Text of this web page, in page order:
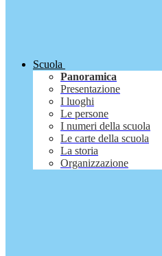
Scuola
Panoramica
Presentazione
I luoghi
Le persone
I numeri della scuola
Le carte della scuola
La storia
Organizzazione